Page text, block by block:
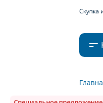
Скупка